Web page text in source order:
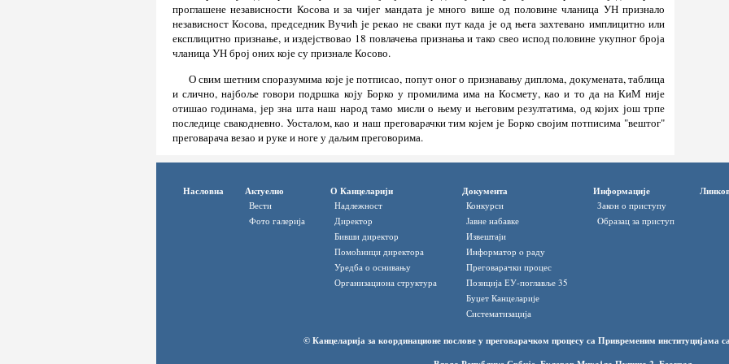
проглашене независности Косова и за чијег мандата је много више од половине чланица УН признало
независност Косова, председник Вучић је рекао не сваки пут када је од њега захтевано имплицитно или
експлицитно признање, и издејствовао 18 повлачења признања и тако свео испод половине укупног броја
чланица УН број оних које су признале Косово.
О свим шетним споразумима које је потписао, попут оног о признавању диплома, докумената, таблица
и слично, најбоље говори подршка коју Борко у промилима има на Космету, као и то да на КиМ није
отишао годинама, јер зна шта наш народ тамо мисли о њему и његовим резултатима, од којих још трпе
последице свакодневно. Уосталом, као и наш преговарачки тим којем је Борко својим потписима "вештог"
преговарача везао и руке и ноге у даљим преговорима.
Насловна Актуелно
Вести
Фото галерија
О Канцеларији
Надлежност
Директор
Бивши директор
Помоћници директора
Уредба о оснивању
Организациона структура
Документа
Конкурси
Јавне набавке
Извештаји
Информатор o раду
Преговарачки процес
Позиција ЕУ-поглавље 35
Буџет Канцеларије
Систематизација
Информације
Закон о приступу
Oбразац за приступ
© Канцеларија за координационе послове у преговарачком процесу са Привременим институцијама